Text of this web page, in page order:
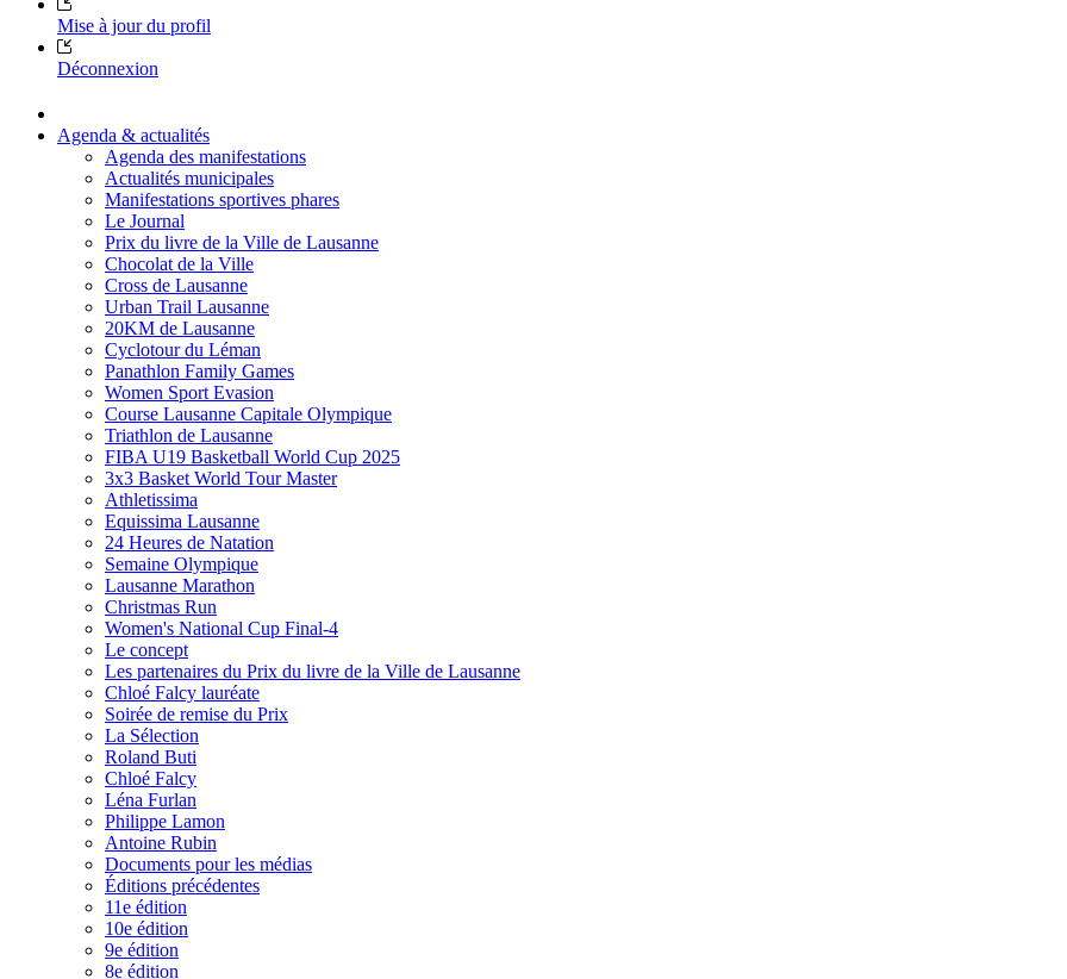
Mise à jour du profil
Déconnexion
Agenda & actualités
Agenda des manifestations
Actualités municipales
Manifestations sportives phares
Le Journal
Prix du livre de la Ville de Lausanne
Chocolat de la Ville
Cross de Lausanne
Urban Trail Lausanne
20KM de Lausanne
Cyclotour du Léman
Panathlon Family Games
Women Sport Evasion
Course Lausanne Capitale Olympique
Triathlon de Lausanne
FIBA U19 Basketball World Cup 2025
3x3 Basket World Tour Master
Athletissima
Equissima Lausanne
24 Heures de Natation
Semaine Olympique
Lausanne Marathon
Christmas Run
Women's National Cup Final-4
Le concept
Les partenaires du Prix du livre de la Ville de Lausanne
Chloé Falcy lauréate
Soirée de remise du Prix
La Sélection
Roland Buti
Chloé Falcy
Léna Furlan
Philippe Lamon
Antoine Rubin
Documents pour les médias
Éditions précédentes
11e édition
10e édition
9e édition
8e édition